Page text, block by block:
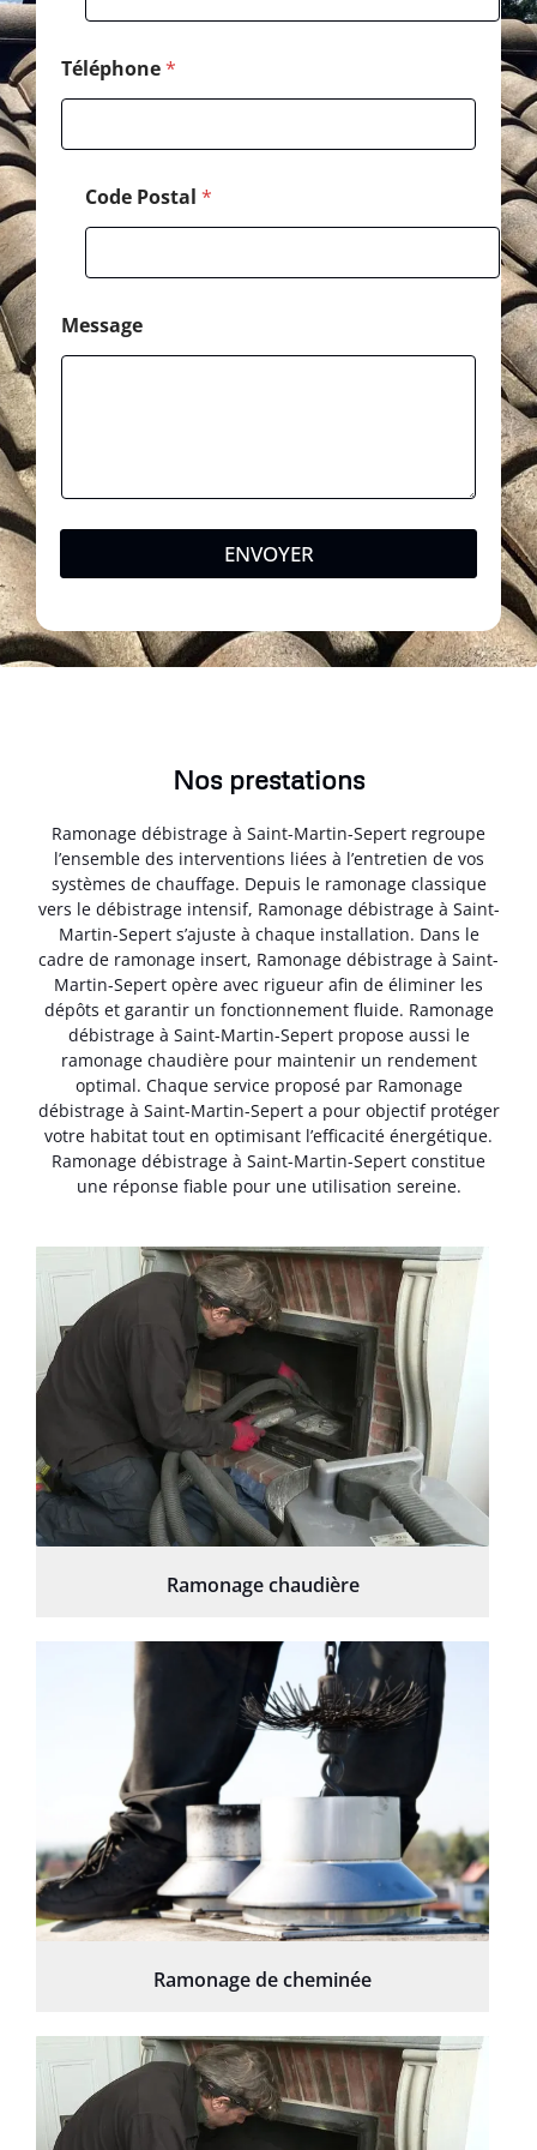
Téléphone*
Code Postal *
o
m
M
e
s
s
a
g
e
Message
ENVOYER
Nos prestations
Ramonage débistrage à Saint-Martin-Sepert regroupe
l’ensemble des interventions liées à l’entretien de vos
systèmes de chauffage. Depuis le ramonage classique
vers le débistrage intensif, Ramonage débistrage à Saint-
Martin-Sepert s’ajuste à chaque installation. Dans le
cadre de ramonage insert, Ramonage débistrage à Saint-
Martin-Sepert opère avec rigueur afin de éliminer les
dépôts et garantir un fonctionnement fluide. Ramonage
débistrage à Saint-Martin-Sepert propose aussi le
ramonage chaudière pour maintenir un rendement
optimal. Chaque service proposé par Ramonage
débistrage à Saint-Martin-Sepert a pour objectif protéger
votre habitat tout en optimisant l’efficacité énergétique.
Ramonage débistrage à Saint-Martin-Sepert constitue
une réponse fiable pour une utilisation sereine.
Ramonage chaudière
Ramonage de cheminée